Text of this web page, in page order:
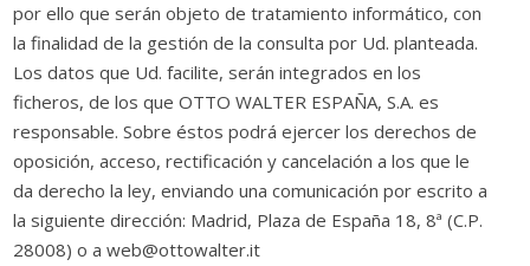
por ello que serán objeto de tratamiento informático, con
la finalidad de la gestión de la consulta por Ud. planteada.
Los datos que Ud. facilite, serán integrados en los
ficheros, de los que OTTO WALTER ESPAÑA, S.A. es
responsable. Sobre éstos podrá ejercer los derechos de
oposición, acceso, rectificación y cancelación a los que le
da derecho la ley, enviando una comunicación por escrito a
la siguiente dirección: Madrid, Plaza de España 18, 8ª (C.P.
28008) o a web@ottowalter.it